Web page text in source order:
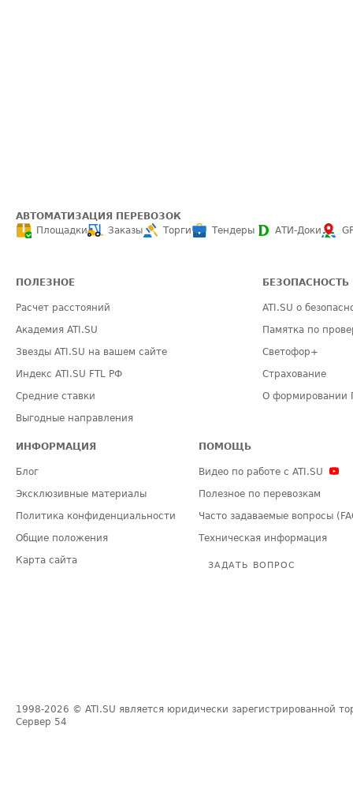
АВТОМАТИЗАЦИЯ ПЕРЕВОЗОК
Площадки
Заказы Торги Тендеры АТИ-Доки
ПОЛЕЗНОЕ
Расчет расстояний
Академия ATI.SU
Звезды ATI.SU на вашем сайте
Индекс ATI.SU FTL РФ
Средние ставки
Выгодные направления
БЕЗОПАСНОСТЬ
ATI.SU о
Памятка по
Светофор+
Страхование
О формировании
ИНФОРМАЦИЯ
Блог
Эксклюзивные материалы
Политика конфиденциальности
Общие положения
Карта сайта
ПОМОЩЬ
Видео по работе с ATI.SU
Полезное по перевозкам
Часто задаваемые вопросы
Техническая информация
ЗАДАТЬ ВОПРОС
1998-2026 © ATI.SU является юридически зарегистрированной
Сервер 54